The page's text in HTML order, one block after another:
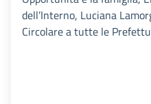
dell’Interno, Luciana
Circolare a tutte le